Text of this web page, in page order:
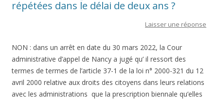
répétées dans le délai de deux ans ?
Laisser une réponse
NON : dans un arrêt en date du 30 mars 2022, la Cour
administrative d’appel de Nancy a jugé qu’ il ressort des
termes de termes de l’article 37-1 de la loi n° 2000-321 du 12
avril 2000 relative aux droits des citoyens dans leurs relations
avec les administrations que la prescription biennale qu’elles